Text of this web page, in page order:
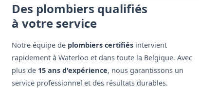
Des plombiers qualifiés
à votre service
Notre équipe de plombiers certifiés intervient
rapidement à Waterloo et dans toute la Belgique. Avec
plus de 15 ans d'expérience, nous garantissons un
service professionnel et des résultats durables.